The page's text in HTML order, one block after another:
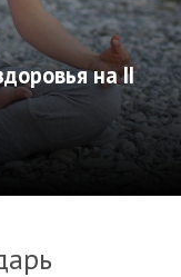
на II